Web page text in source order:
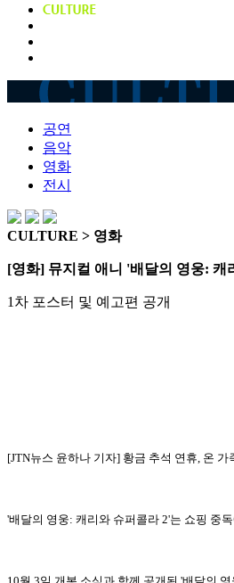
공연
음악
영화
전시
CULTURE > 영화
[영화] 뮤지컬 애니 '배달의 영웅: 캐
1차 포스터 및 예고편 공개
[JTN뉴스 윤하나 기자] 황금 추석 연휴, 온
'배달의 영웅: 캐리와 슈퍼콜라 2'는 쇼핑 중